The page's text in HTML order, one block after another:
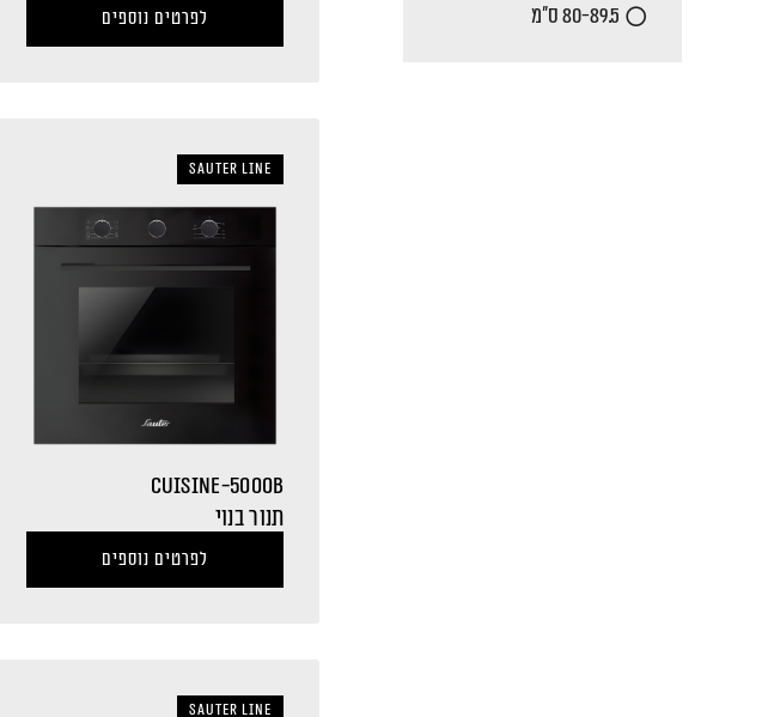
80-89.5 ס"מ
לפרטים נוספים
sauter LINE
CUISINE-5000B
תנור בנוי
לפרטים נוספים
sauter LINE